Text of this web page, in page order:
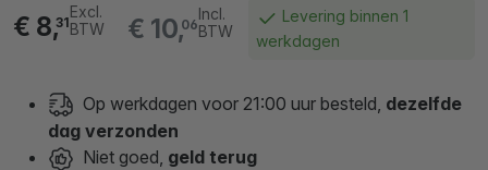
€ 10,06
Incl.
BTW
€ 8,31
Excl.
BTW
Levering binnen 1
werkdagen
Op werkdagen voor 21:00 uur besteld, dezelfde
dag verzonden
Niet goed, geld terug